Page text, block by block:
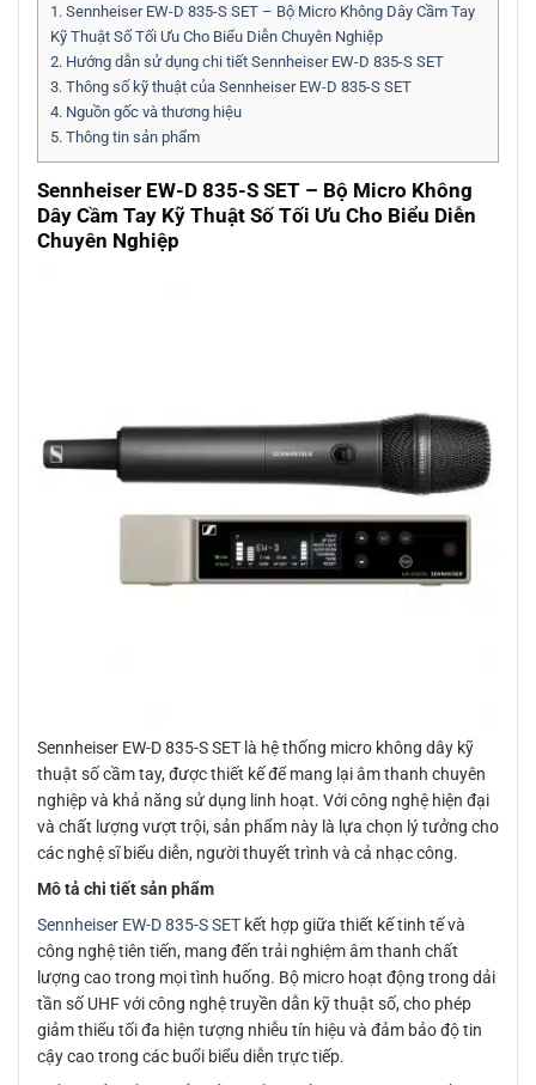
1. Sennheiser EW-D 835-S SET – Bộ Micro Không Dây Cầm Tay
Kỹ Thuật Số Tối Ưu Cho Biểu Diễn Chuyên Nghiệp
2. Hướng dẫn sử dụng chi tiết Sennheiser EW-D 835-S SET
3. Thông số kỹ thuật của Sennheiser EW-D 835-S SET
4. Nguồn gốc và thương hiệu
5. Thông tin sản phẩm
Sennheiser EW-D 835-S SET – Bộ Micro Không
Dây Cầm Tay Kỹ Thuật Số Tối Ưu Cho Biểu Diễn
Chuyên Nghiệp
Sennheiser EW-D 835-S SET là hệ thống micro không dây kỹ
thuật số cầm tay, được thiết kế để mang lại âm thanh chuyên
nghiệp và khả năng sử dụng linh hoạt. Với công nghệ hiện đại
và chất lượng vượt trội, sản phẩm này là lựa chọn lý tưởng cho
các nghệ sĩ biểu diễn, người thuyết trình và cả nhạc công.
Mô tả chi tiết sản phẩm
Sennheiser EW-D 835-S SET kết hợp giữa thiết kế tinh tế và
công nghệ tiên tiến, mang đến trải nghiệm âm thanh chất
lượng cao trong mọi tình huống. Bộ micro hoạt động trong dải
tần số UHF với công nghệ truyền dẫn kỹ thuật số, cho phép
giảm thiểu tối đa hiện tượng nhiễu tín hiệu và đảm bảo độ tin
cậy cao trong các buổi biểu diễn trực tiếp.